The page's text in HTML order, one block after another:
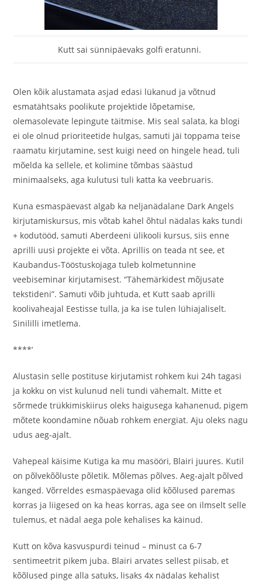
Kutt sai sünnipäevaks golfi eratunni.
Olen kõik alustamata asjad edasi lükanud ja võtnud
esmatähtsaks poolikute projektide lõpetamise,
olemasolevate lepingute täitmise. Mis seal salata, ka blogi
ei ole olnud prioriteetide hulgas, samuti jäi toppama teise
raamatu kirjutamine, sest kuigi need on hingele head, tuli
mõelda ka sellele, et kolimine tõmbas säästud
minimaalseks, aga kulutusi tuli katta ka veebruaris.
Kuna esmaspäevast algab ka neljanädalane Dark Angels
kirjutamiskursus, mis võtab kahel õhtul nädalas kaks tundi
+ kodutööd, samuti Aberdeeni ülikooli kursus, siis enne
aprilli uusi projekte ei võta. Aprillis on teada nt see, et
Kaubandus-Tööstuskojaga tuleb kolmetunnine
veebiseminar kirjutamisest. “Tähemärkidest mõjusate
tekstideni”. Samuti võib juhtuda, et Kutt saab aprilli
koolivaheajal Eestisse tulla, ja ka ise tulen lühiajaliselt.
Sinililli imetlema.
****’
Alustasin selle postituse kirjutamist rohkem kui 24h tagasi
ja kokku on vist kulunud neli tundi vähemalt. Mitte et
sõrmede trükkimiskiirus oleks haigusega kahanenud, pigem
mõtete koondamine nõuab rohkem energiat. Aju oleks nagu
udus aeg-ajalt.
Vahepeal käisime Kutiga ka mu masööri, Blairi juures. Kutil
on põlvekõõluste põletik. Mõlemas põlves. Aeg-ajalt põlved
kanged. Võrreldes esmaspäevaga olid kõõlused paremas
korras ja liigesed on ka heas korras, aga see on ilmselt selle
tulemus, et nädal aega pole kehalises ka käinud.
Kutt on kõva kasvuspurdi teinud – minust ca 6-7
sentimeetrit pikem juba. Blairi arvates sellest piisab, et
kõõlused pinge alla satuks, lisaks 4x nädalas kehalist